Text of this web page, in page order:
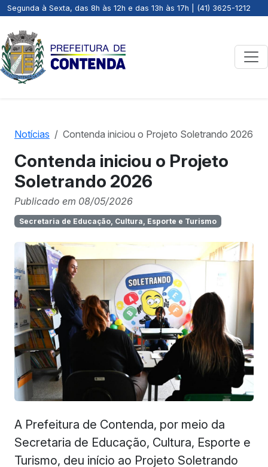
Segunda à Sexta, das 8h às 12h e das 13h às 17h | (41) 3625-1212
Notícias Contenda iniciou o Projeto Soletrando 2026
Contenda iniciou o Projeto
Soletrando 2026
Publicado em 08/05/2026
Secretaria de Educação, Cultura, Esporte e Turismo
A Prefeitura de Contenda, por meio da
Secretaria de Educação, Cultura, Esporte e
Turismo, deu início ao Projeto Soletrando